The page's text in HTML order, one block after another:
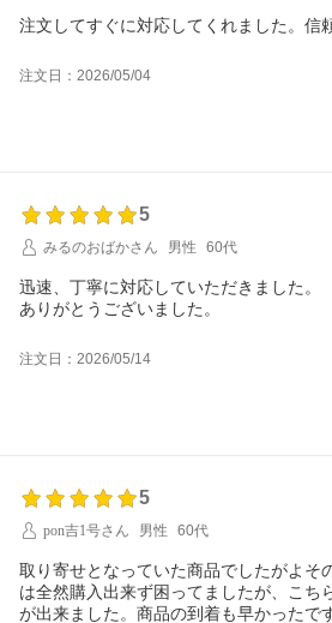
注文してすぐに対応してくれました。信
注文日：2026/05/04
5
みるのおばかさん
男性 60代
迅速、丁寧に対応していただきました。
ありがとうございました。
注文日：2026/05/14
5
pon吉1号さん
男性 60代
取り寄せとなっていた商品でしたがよそ
は全然購入出来ず困ってましたが、こち
が出来ました。商品の到着も早かったで